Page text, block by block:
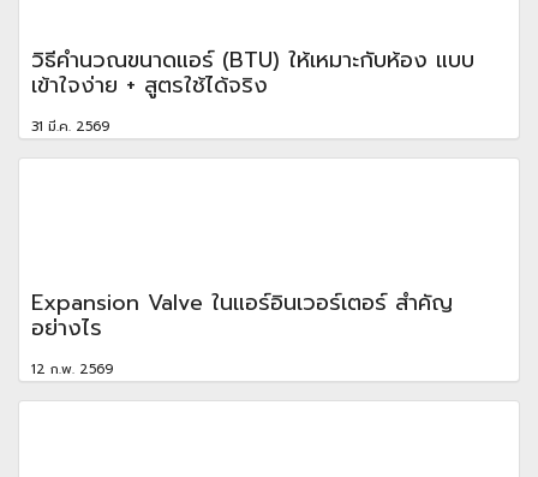
วิธีคำนวณขนาดแอร์ (BTU) ให้เหมาะกับห้อง แบบ
เข้าใจง่าย + สูตรใช้ได้จริง
31 มี.ค. 2569
Expansion Valve ในแอร์อินเวอร์เตอร์ สำคัญ
อย่างไร
12 ก.พ. 2569